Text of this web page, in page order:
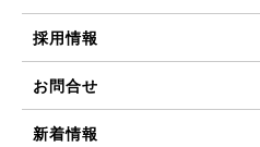
採用情報
お問合せ
新着情報